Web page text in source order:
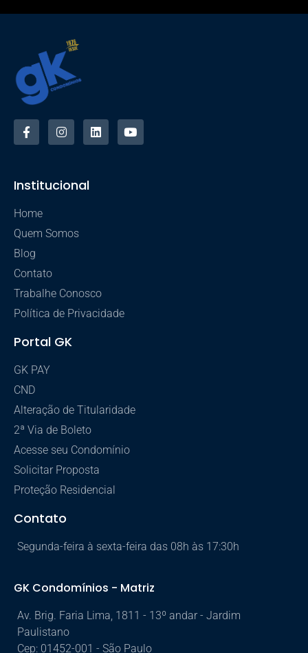
Institucional
Home
Quem Somos
Blog
Contato
Trabalhe Conosco
Política de Privacidade
Portal GK
GK PAY
CND
Alteração de Titularidade
2ª Via de Boleto
Acesse seu Condomínio
Solicitar Proposta
Proteção Residencial
Contato
Segunda-feira à sexta-feira das 08h às 17:30h
GK Condomínios - Matriz
Av. Brig. Faria Lima, 1811 - 13º andar - Jardim
Paulistano
Cep: 01452-001 - São Paulo